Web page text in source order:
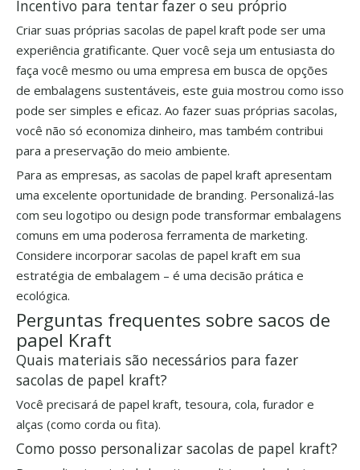
Incentivo para tentar fazer o seu próprio
Criar suas próprias sacolas de papel kraft pode ser uma
experiência gratificante. Quer você seja um entusiasta do
faça você mesmo ou uma empresa em busca de opções
de embalagens sustentáveis, este guia mostrou como isso
pode ser simples e eficaz. Ao fazer suas próprias sacolas,
você não só economiza dinheiro, mas também contribui
para a preservação do meio ambiente.
Para as empresas, as sacolas de papel kraft apresentam
uma excelente oportunidade de branding. Personalizá-las
com seu logotipo ou design pode transformar embalagens
comuns em uma poderosa ferramenta de marketing.
Considere incorporar sacolas de papel kraft em sua
estratégia de embalagem – é uma decisão prática e
ecológica.
Perguntas frequentes sobre sacos de
papel Kraft
Quais materiais são necessários para fazer
sacolas de papel kraft?
Você precisará de papel kraft, tesoura, cola, furador e
alças (como corda ou fita).
Como posso personalizar sacolas de papel kraft?